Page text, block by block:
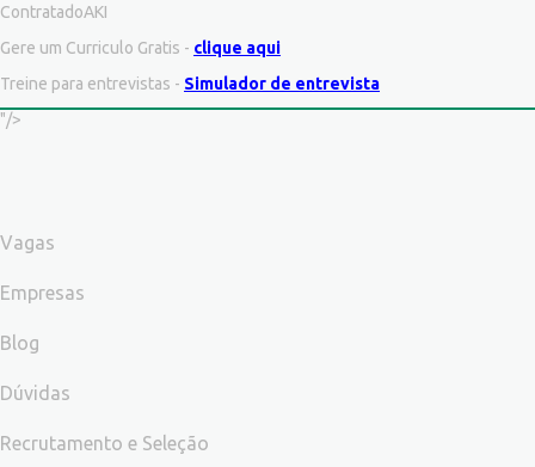
ContratadoAKI
Gere um Curriculo Gratis - clique aqui
Treine para entrevistas - Simulador de entrevista
"/>
Vagas
Empresas
Blog
Dúvidas
Recrutamento e Seleção